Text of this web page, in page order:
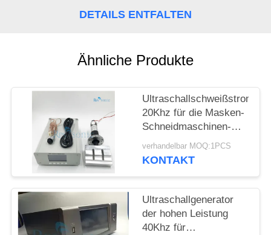
DATENSCHUTZRICHTLINIE
DETAILS ENTFALTEN
Ähnliche Produkte
20Khz für die Masken-
Schneidmaschinen-
Ultraschallmaske, die
Maschine herstellt
verhandelbar MOQ:1PCS
KONTAKT
Ultraschallgenerator
der hohen Leistung
40Khz für